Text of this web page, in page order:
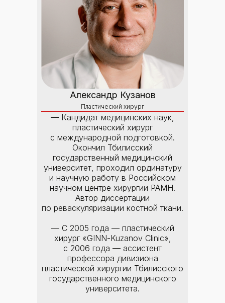
Александр Кузанов
Пластический хирург
— Кандидат медицинских наук,
пластический хирург
с международной подготовкой.
Окончил Тбилисский
государственный медицинский
университет, проходил ординатуру
и научную работу в Российском
научном центре хирургии РАМН.
Автор диссертации
по реваскуляризации костной ткани.
— С 2005 года — пластический
хирург «GINN-Kuzanov Clinic»,
с 2006 года — ассистент
профессора дивизиона
пластической хирургии Тбилисского
государственного медицинского
университета.